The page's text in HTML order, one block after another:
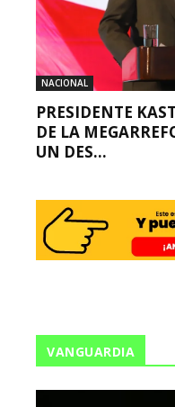
NACIONAL
PRESIDENTE
DE LA
UN DES...
VANGUARDIA